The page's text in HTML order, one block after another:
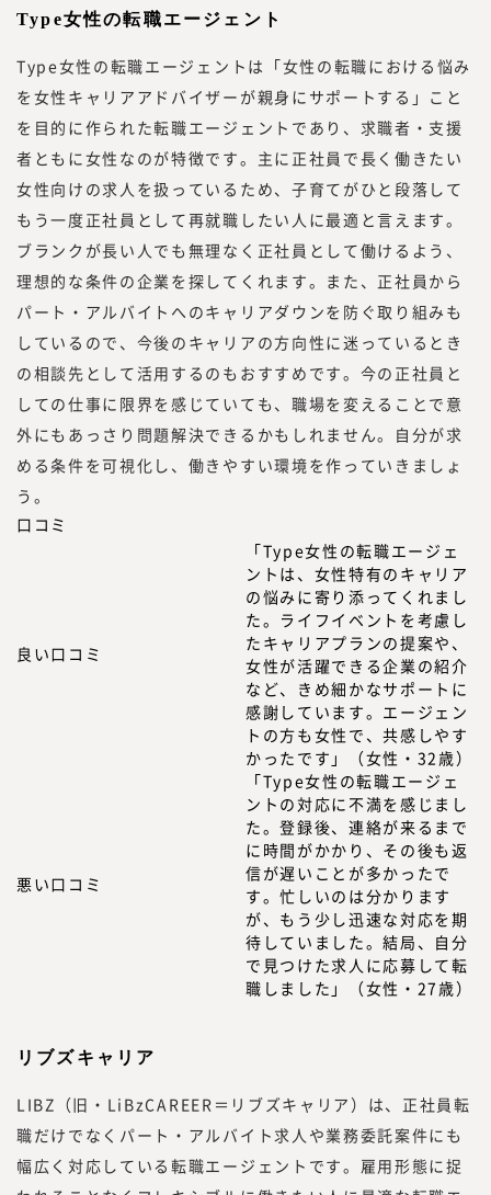
Type女性の転職エージェント
Type女性の転職エージェントは「女性の転職における悩み
を女性キャリアアドバイザーが親身にサポートする」こと
を目的に作られた転職エージェントであり、求職者・支援
者ともに女性なのが特徴です。主に正社員で長く働きたい
女性向けの求人を扱っているため、子育てがひと段落して
もう一度正社員として再就職したい人に最適と言えます。
ブランクが長い人でも無理なく正社員として働けるよう、
理想的な条件の企業を探してくれます。また、正社員から
パート・アルバイトへのキャリアダウンを防ぐ取り組みも
しているので、今後のキャリアの方向性に迷っているとき
の相談先として活用するのもおすすめです。今の正社員と
しての仕事に限界を感じていても、職場を変えることで意
外にもあっさり問題解決できるかもしれません。自分が求
める条件を可視化し、働きやすい環境を作っていきましょ
う。
口コミ
良い口コミ
「Type女性の転職エージェ
ントは、女性特有のキャリア
の悩みに寄り添ってくれまし
た。ライフイベントを考慮し
たキャリアプランの提案や、
女性が活躍できる企業の紹介
など、きめ細かなサポートに
感謝しています。エージェン
トの方も女性で、共感しやす
かったです」（女性・32歳）
悪い口コミ
「Type女性の転職エージェ
ントの対応に不満を感じまし
た。登録後、連絡が来るまで
に時間がかかり、その後も返
信が遅いことが多かったで
す。忙しいのは分かります
が、もう少し迅速な対応を期
待していました。結局、自分
で見つけた求人に応募して転
職しました」（女性・27歳）
リブズキャリア
LIBZ（旧・LiBzCAREER＝リブズキャリア）は、正社員転
職だけでなくパート・アルバイト求人や業務委託案件にも
幅広く対応している転職エージェントです。雇用形態に捉